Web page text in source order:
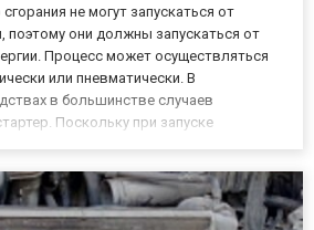
не могут запускаться от
поэтому они должны запускаться от
Процесс может осуществляться
или пневматически. В
в большинстве случаев
Поскольку при запуске
Д...